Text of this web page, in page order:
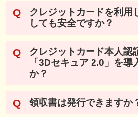
クレジットカードを利用
しても安全ですか？
クレジットカード本人認
「3Dセキュア 2.0」を導
か？
領収書は発行できますか